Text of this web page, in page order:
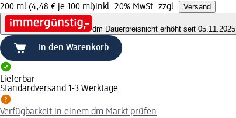
200 ml (4,48 € je 100 ml)inkl. 20% MwSt. zzgl. Versand
dm Dauerpreisnicht erhöht seit 05.11.2025
In den Warenkorb
Lieferbar
Standardversand 1-3 Werktage
Verfügbarkeit in einem dm Markt prüfen